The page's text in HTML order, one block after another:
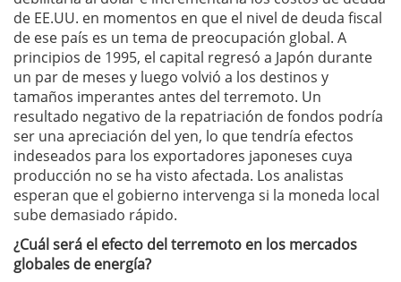
de EE.UU. en momentos en que el nivel de deuda fiscal
de ese país es un tema de preocupación global. A
principios de 1995, el capital regresó a Japón durante
un par de meses y luego volvió a los destinos y
tamaños imperantes antes del terremoto. Un
resultado negativo de la repatriación de fondos podría
ser una apreciación del yen, lo que tendría efectos
indeseados para los exportadores japoneses cuya
producción no se ha visto afectada. Los analistas
esperan que el gobierno intervenga si la moneda local
sube demasiado rápido.
¿Cuál será el efecto del terremoto en los mercados
globales de energía?